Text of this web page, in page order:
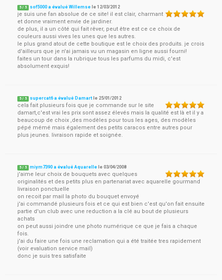
5 / 5 sof5000 a évalué Willemse le12/03/2012
je suis une fan absolue de ce site! il est clair, charmant
et donne vraiment envie de jardiner.
de plus, il a un côté qui fait rêver, peut être est ce ce choix de
couleurs aussi vives les unes que les autres.
le plus grand atout de cette boutique est le choix des produits. je crois
d'ailleurs que je n'ai jamais vu un magasin en ligne aussi fourni!
faites un tour dans la rubrique tous les parfums du midi, c'est
absolument exquis!
5 / 5 supercat6 a évalué Damart le 25/01/2012
cela fait plusieurs fois que je commande sur le site
damart,c'est vrai les prix sont assez élevés mais la qualité est là et il y a
beaucoup de choix ,des modèles pour tous les ages, des modèles
pépé mémé mais également des petits caracos entre autres pour
plus jeunes. livraison rapide et soignée.
5 / 5 miym7390 a évalué Aquarelle le03/04/2008
j'aime leur choix de bouquets avec quelques
originalités et des petits plus en partenariat avec aquarelle gourmand
livraison ponctuelle
on recoit par mail la photo du bouquet envoyé
j'ai commandé plusieurs fois et ce qui est bien c'est qu'on fait ensuite
partie d'un club avec une reduction a la clé au bout de plusieurs
achats
on peut aussi joindre une photo numérique ce que je fais a chaque
fois.
j'ai du faire une fois une reclamation qui a été traitée tres rapidement
(voir evaluation service mail)
donc je suis tres satisfaite